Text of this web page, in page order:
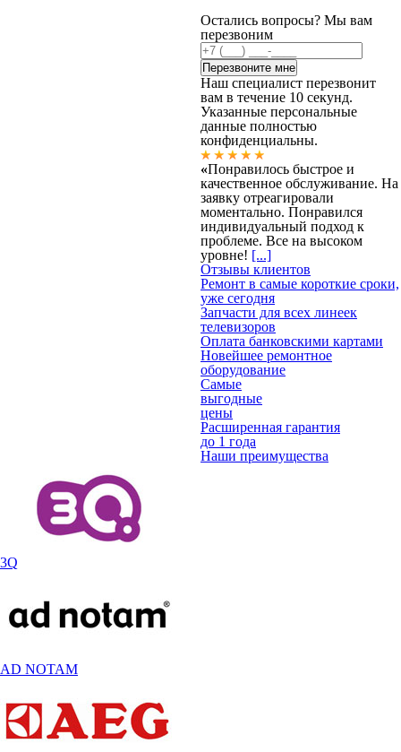
Остались вопросы? Мы вам
перезвоним
Наш специалист перезвонит
вам в течение 10 секунд.
Указанные персональные
данные полностью
конфиденциальны.
«Понравилось быстрое и
качественное обслуживание. На
заявку отреагировали
моментально. Понравился
индивидуальный подход к
проблеме. Все на высоком
уровне! [...]
Отзывы клиентов
Ремонт в самые короткие сроки,
уже сегодня
Запчасти для всех линеек
телевизоров
Оплата банковскими картами
Новейшее ремонтное
оборудование
Самые
выгодные
цены
Расширенная гарантия
до 1 года
Наши преимущества
3Q
AD NOTAM